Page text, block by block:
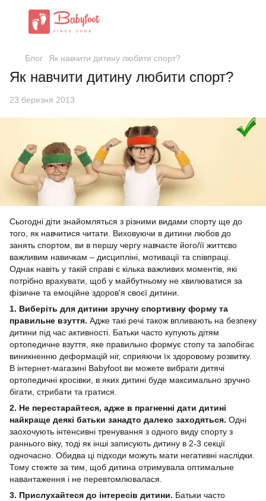
Блог Як навчити дитину любити спорт?
Як навчити дитину любити спорт?
23 березня 2013
Сьогодні діти знайомляться з різними видами спорту ще до
того, як навчитися читати. Виховуючи в дитини любов до
занять спортом, ви в першу чергу навчаєте його/її життєво
важливим навичкам – дисципліні, мотивації та співпраці.
Однак навіть у такій справі є кілька важливих моментів, які
потрібно врахувати, щоб у майбутньому не хвилюватися за
фізичне та емоційне здоров'я своєї дитини.
1. Виберіть для дитини зручну спортивну форму та
правильне взуття. Адже такі речі також впливають на безпеку
дитини під час активності. Батьки часто купують дітям
ортопедичне взуття, яке правильно формує стопу та запобігає
виникненню деформацій ніг, сприяючи їх здоровому розвитку.
В інтернет-магазині Babyfoot ви можете вибрати дитячі
ортопедичні кросівки, в яких дитині буде максимально зручно
бігати, стрибати та гратися.
2. Не перестарайтеся, адже в прагненні дати дитині
найкраще деякі батьки занадто далеко заходяться. Одні
заохочують інтенсивні тренування з одного виду спорту з
раннього віку, тоді як інші записують дитину в 2-3 секції
одночасно. Обидва ці підходи можуть мати негативні наслідки.
Тому стежте за тим, щоб дитина отримувала оптимальне
навантаження і не перевтомлювалася.
3. Прислухайтеся до інтересів дитини. Батьки часто